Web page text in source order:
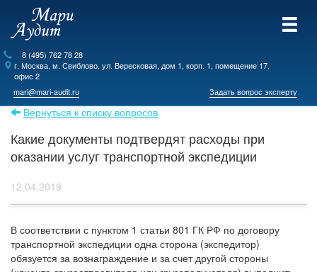
8 (495) 762 78 28
г. Москва, м. Свиблово,ул. Вересковая, дом 1, корп. 1, помещение 17,
офис 2
mari@mari-audit.ru
Задать вопрос эксперту
Вернуться к списку вопросов
Какие документы подтвердят расходы при
оказании услуг транспортной экспедиции
12.04.2019
В соответствии с пунктом 1 статьи 801 ГК РФ по договору
транспортной экспедиции одна сторона (экспедитор)
обязуется за вознаграждение и за счет другой стороны